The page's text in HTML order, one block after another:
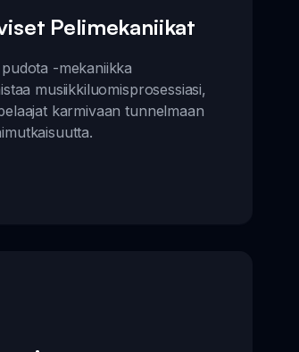
Pelimekaniikat
pudota -mekaniikka
musiikkiluomisprosessiasi,
karmivaan tunnelmaan